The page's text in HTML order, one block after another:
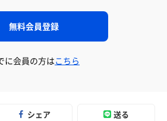
無料会員登録
に会員の方はこちら
シェア 送る